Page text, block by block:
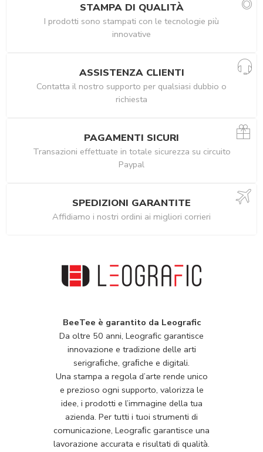
STAMPA DI QUALITÀ
I prodotti sono stampati con le tecnologie più
innovative
ASSISTENZA CLIENTI
Contatta il nostro supporto per qualsiasi dubbio o
richiesta
PAGAMENTI SICURI
Transazioni effettuate in totale sicurezza su circuito
Paypal
SPEDIZIONI GARANTITE
Affidiamo i nostri ordini ai migliori corrieri
BeeTee è garantito da Leografic
Da oltre 50 anni, Leografic garantisce
innovazione e tradizione delle arti
serigraﬁche, graﬁche e digitali.
Una stampa a regola d’arte rende unico
e prezioso ogni supporto, valorizza le
idee, i prodotti e l’immagine della tua
azienda. Per tutti i tuoi strumenti di
comunicazione, Leograﬁc garantisce una
lavorazione accurata e risultati di qualità.